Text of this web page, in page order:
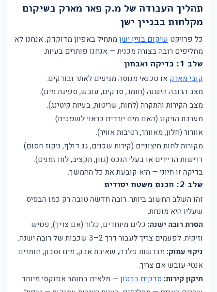
תהליך העבודה של מ.ק פאר מארק בשיקום
מקלחות בבניין ישן
כל פרויקט שיקום בניין ישןמתחיל באפיון מדוקדק. אנחנו לא
מחליפים רובה בצורה מכנית — אנחנו פותרים בעיות.
שלב 1: בדיקה ואבחון
קובי מארק או טכנאי מנוסה מגיעים לאתר ובודקים:
מצב הרובה הישנה (חומר, סדקים, עובש, ספיגת מים).
מצב הקירות והתקרה (לחות, שריטות, בעיות קיטינג).
מערכת הניקוז (האם מים יורדים כראוי לשפכים).
אוורור (חלון, מאוורר, רטיבות אוויר).
מקורות לחות חיצוניים (קירות שכנים, גג דולף, ניקוז חסום).
דרישות הדיירים או בעלי הנכס (גוון, תקציב, לוח זמנים).
בדיקה זו חיוני — היא קובעת את כל ההמשך.
שלב 2: הכנת משטח יסודית
זהו השלב החשוב ביותר. רובה חדשה טובה רק כמו הבסיס
שעליו היא מונחת.
הסרת רובה ישנה: כלים מיוחדים, כלור (אם צריך), פטיש
וזיקית. לפעמים צריך לעבור דרך 2–3 שכבות של רובה ישנה.
ניקוי עמוק: מברשות פלדה, שאיבת אבק, מים וסבון, חומרים
אנטי-עובש אם צריך.
תיקון קירות: סדקים בבטון — מלאים בחומר אפוקסי מיוחד.